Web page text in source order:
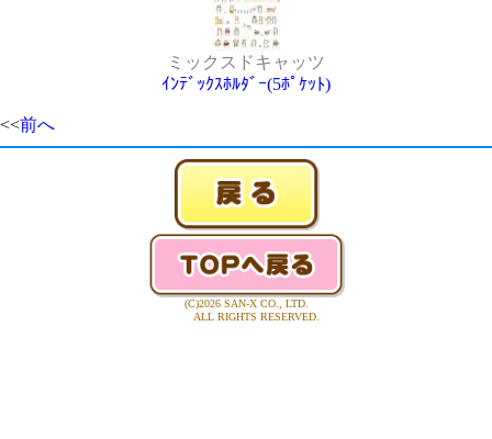
ミックスドキャッツ
ｲﾝﾃﾞｯｸｽﾎﾙﾀﾞｰ(5ﾎﾟｹｯﾄ)
<<前へ
(C)2026 SAN-X CO., LTD.
ALL RIGHTS RESERVED.